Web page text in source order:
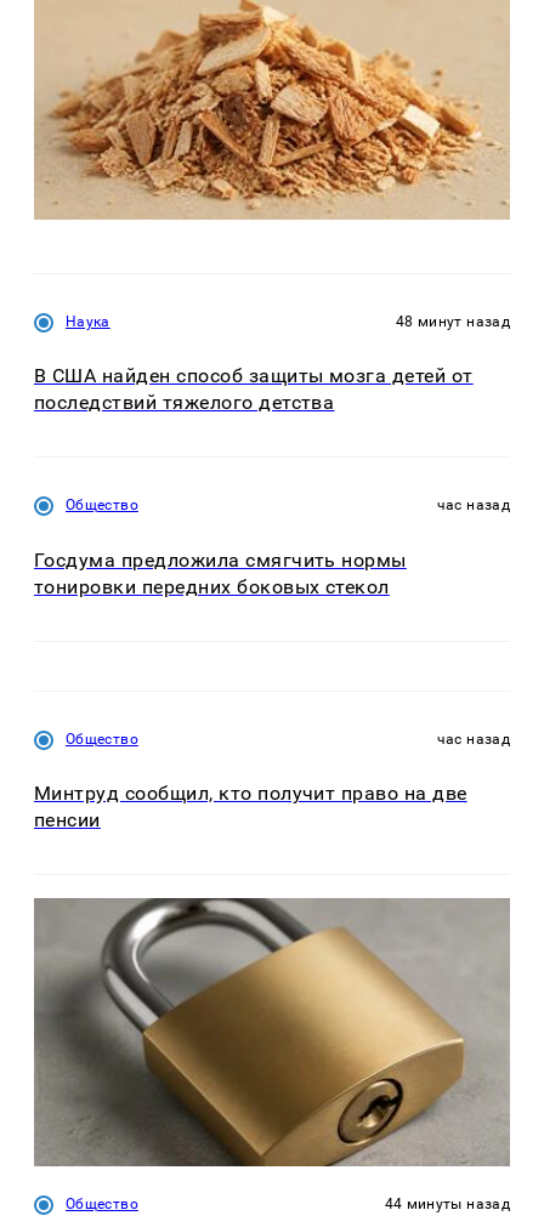
Наука 48 минут назад
В США найден способ защиты мозга детей от
последствий тяжелого детства
Общество час назад
Госдума предложила смягчить нормы
тонировки передних боковых стекол
Общество час назад
Минтруд сообщил, кто получит право на две
пенсии
Общество 44 минуты назад